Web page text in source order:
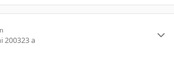
200323 a